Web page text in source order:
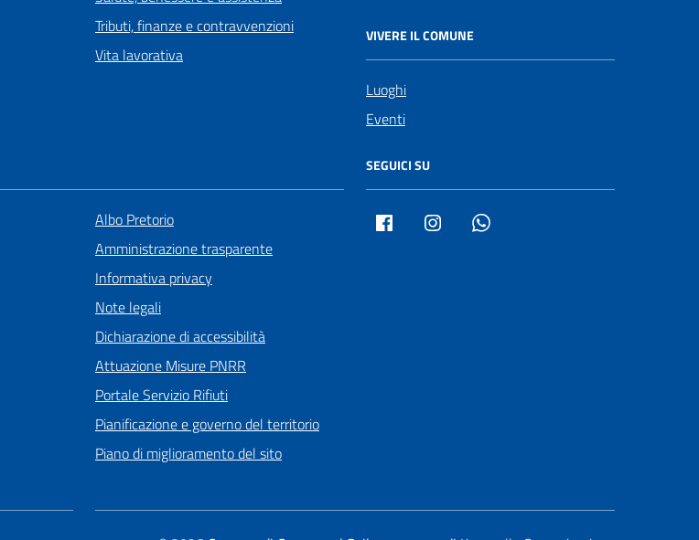
Tributi, finanze e contravvenzioni
Vita lavorativa
VIVERE IL COMUNE
Luoghi
Eventi
Albo Pretorio
Amministrazione trasparente
Informativa privacy
Note legali
Dichiarazione di accessibilità
Attuazione Misure PNRR
Portale Servizio Rifiuti
Pianificazione e governo del territorio
Piano di miglioramento del sito
SEGUICI SU
Facebook Instagram